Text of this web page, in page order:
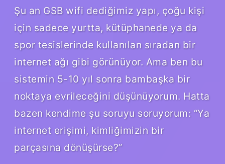
Şu an GSB wifi dediğimiz yapı, çoğu kişi
için sadece yurtta, kütüphanede ya da
spor tesislerinde kullanılan sıradan bir
internet ağı gibi görünüyor. Ama ben bu
sistemin 5-10 yıl sonra bambaşka bir
noktaya evrileceğini düşünüyorum. Hatta
bazen kendime şu soruyu soruyorum: “Ya
internet erişimi, kimliğimizin bir
parçasına dönüşürse?”